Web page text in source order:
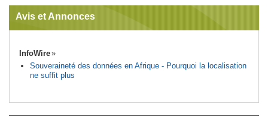
Avis et Annonces
InfoWire
Souveraineté des données en Afrique - Pourquoi la localisation
ne suffit plus